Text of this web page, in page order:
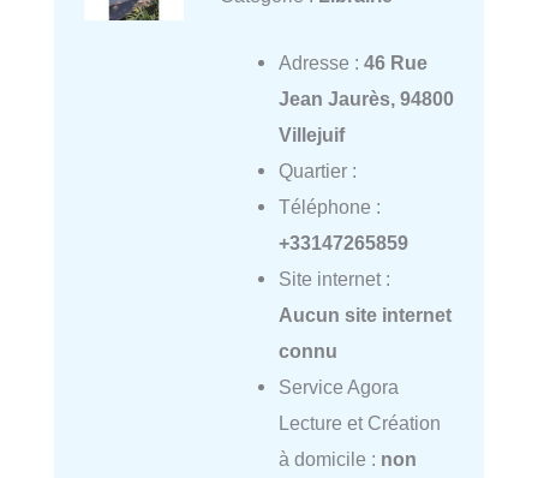
Adresse : 46 Rue
Jean Jaurès, 94800
Villejuif
Quartier :
Téléphone :
+33147265859
Site internet :
Aucun site internet
connu
Service Agora
Lecture et Création
à domicile : non